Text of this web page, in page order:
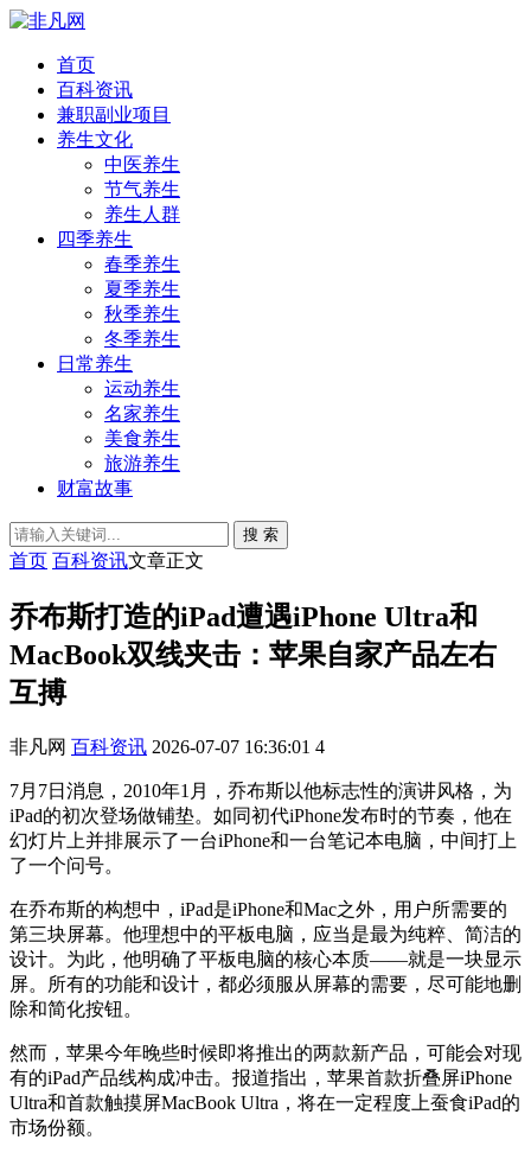
首页
百科资讯
兼职副业项目
养生文化
中医养生
节气养生
养生人群
四季养生
春季养生
夏季养生
秋季养生
冬季养生
日常养生
运动养生
名家养生
美食养生
旅游养生
财富故事
搜 索
首页 百科资讯文章正文
乔布斯打造的iPad遭遇iPhone Ultra和
MacBook双线夹击：苹果自家产品左右
互搏
非凡网 百科资讯 2026-07-07 16:36:01 4
7月7日消息，2010年1月，乔布斯以他标志性的演讲风格，为
iPad的初次登场做铺垫。如同初代iPhone发布时的节奏，他在
幻灯片上并排展示了一台iPhone和一台笔记本电脑，中间打上
了一个问号。
在乔布斯的构想中，iPad是iPhone和Mac之外，用户所需要的
第三块屏幕。他理想中的平板电脑，应当是最为纯粹、简洁的
设计。为此，他明确了平板电脑的核心本质——就是一块显示
屏。所有的功能和设计，都必须服从屏幕的需要，尽可能地删
除和简化按钮。
然而，苹果今年晚些时候即将推出的两款新产品，可能会对现
有的iPad产品线构成冲击。报道指出，苹果首款折叠屏iPhone
Ultra和首款触摸屏MacBook Ultra，将在一定程度上蚕食iPad的
市场份额。